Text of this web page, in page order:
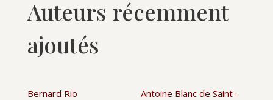
Auteurs récemment
ajoutés
Bernard Rio
Antoine Blanc de Saint-